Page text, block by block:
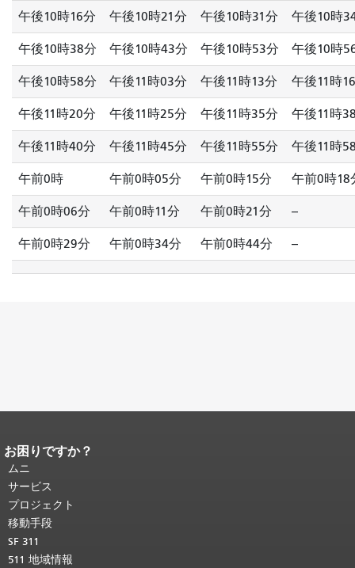
午後10時16分 午後10時21分 午後10時31分 午後10時
午後10時38分 午後10時43分 午後10時53分 午後10時
午後10時58分 午後11時03分 午後11時13分 午後11時
午後11時20分 午後11時25分 午後11時35分 午後11時
午後11時40分 午後11時45分 午後11時55分 午後11時
午前0時 午前0時05分 午前0時15分 午前0時18
午前0時06分 午前0時11分 午前0時21分 --
午前0時29分 午前0時34分 午前0時44分 --
ページコンテンツの終わり。
ジの残りの部分はすべてのページで繰
り返されます。
頭に戻る。
お困りですか？
ムニ
サービス
プロジェクト
移動手段
SF 311
511 地域情報